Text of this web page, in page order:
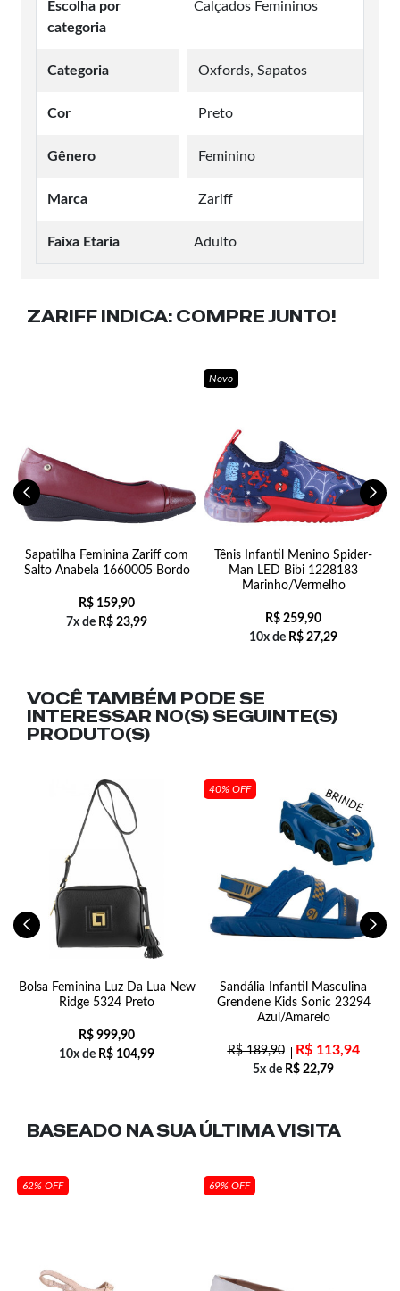
Escolha por
categoria
Calçados Femininos
Categoria Oxfords, Sapatos
Cor Preto
Gênero Feminino
Marca Zariff
Faixa Etaria Adulto
ZARIFF INDICA: COMPRE JUNTO!
Sapatilha Feminina Zariff com
Salto Anabela 1660005 Bordo
R$ 159,90
7x de R$ 23,99
Novo
Tênis Infantil Menino Spider-
Man LED Bibi 1228183
Marinho/Vermelho
R$ 259,90
10x de R$ 27,29
VOCÊ TAMBÉM PODE SE
INTERESSAR NO(S) SEGUINTE(S)
PRODUTO(S)
Bolsa Feminina Luz Da Lua New
Ridge 5324 Preto
R$ 999,90
10x de R$ 104,99
40% OFF
Sandália Infantil Masculina
Grendene Kids Sonic 23294
Azul/Amarelo
R$189,90 R$113,94
5x de R$ 22,79
BASEADO NA SUAÚLTIMA VISITA
62% OFF 69% OFF